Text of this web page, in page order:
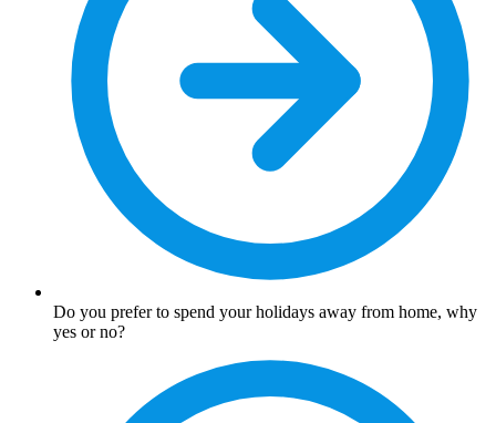
Do you prefer to spend your holidays away from home, why
yes or no?